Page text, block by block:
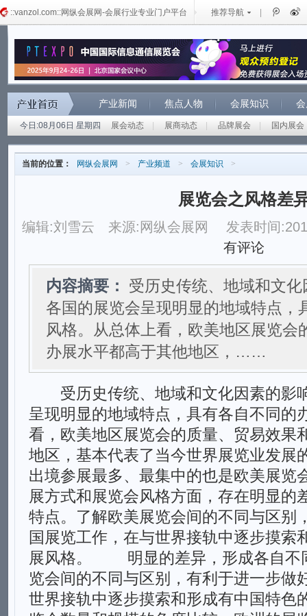
::vanzol.com::网纵会展网-会展行业专业门户平台 推荐导航
产业新闻 焦点人物 会展知识
今日:08月06日 星期四 展会动态 展商动态 品牌展会 国内展会
当前的位置： 网纵会展网 > 产业频道 > 会展知识 >
展览会之风格差
编辑:刘雪云 来源:网纵会展网
发表时间
有评论
内容摘要：
受历史传统、地域和文
各国的展览会呈现明显的地域特点，
风格。从总体上看，欧美地区展览会
办展水平都高于其他地区，……
受历史传统、地域和文化因素的影
呈现明显的地域特点，具有各自不同的
看，欧美地区展览会的质量、贸易效果
地区，基本代表了当今世界展览业发展
出境参展最多、最集中的也是欧美展览
展方式和展览会风格方面，存在明显的
特点。了解欧美展览会间的不同与区别
国展览工作，在与世界接轨中逐步摸索
展风格。 明显的差异，形成各自不
览会间的不同与区别，有利于进一步做
世界接轨中逐步摸索和形成有中国